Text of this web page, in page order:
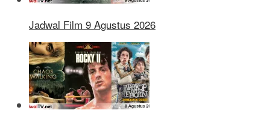
Jadwal Film 9 Agustus 2026